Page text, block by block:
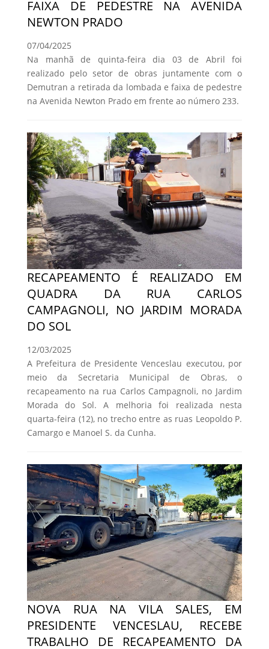
FAIXA DE PEDESTRE NA AVENIDA
NEWTON PRADO
07/04/2025
Na manhã de quinta-feira dia 03 de Abril foi
realizado pelo setor de obras juntamente com o
Demutran a retirada da lombada e faixa de pedestre
na Avenida Newton Prado em frente ao número 233.
RECAPEAMENTO É REALIZADO EM
QUADRA DA RUA CARLOS
CAMPAGNOLI, NO JARDIM MORADA
DO SOL
12/03/2025
A Prefeitura de Presidente Venceslau executou, por
meio da Secretaria Municipal de Obras, o
recapeamento na rua Carlos Campagnoli, no Jardim
Morada do Sol. A melhoria foi realizada nesta
quarta-feira (12), no trecho entre as ruas Leopoldo P.
Camargo e Manoel S. da Cunha.
NOVA RUA NA VILA SALES, EM
PRESIDENTE VENCESLAU, RECEBE
TRABALHO DE RECAPEAMENTO DA